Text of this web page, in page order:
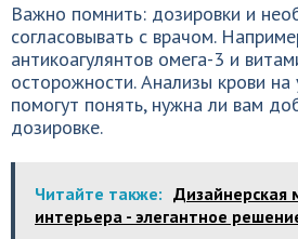
Важно помнить: дозировки и
согласовывать с врачом.
антикоагулянтов омега-3 и
осторожности. Анализы крови на
помогут понять, нужна ли вам
дозировке.
Читайте также: Дизайнерская
интерьера - элегантное